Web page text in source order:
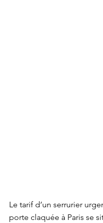
Le tarif d’un serrurier
porte claquée à Paris se